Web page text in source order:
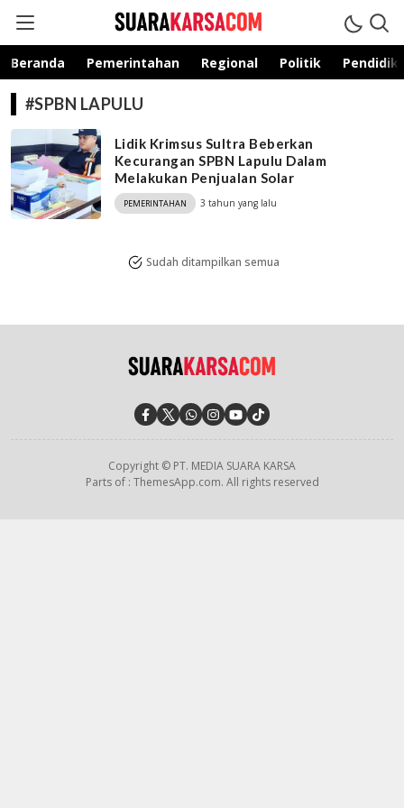
suarakarsa.com
Informasi terpercaya
Beranda Pemerintahan Regional Politik
#SPBN LAPULU
Lidik Krimsus Sultra Beberkan
Kecurangan SPBN Lapulu Dalam
Melakukan Penjualan Solar
PEMERINTAHAN 3 tahun yang lalu
Sudah ditampilkan semua
Copyright © PT. MEDIA SUARA KARSA
Parts of : ThemesApp.com. All rights reserved